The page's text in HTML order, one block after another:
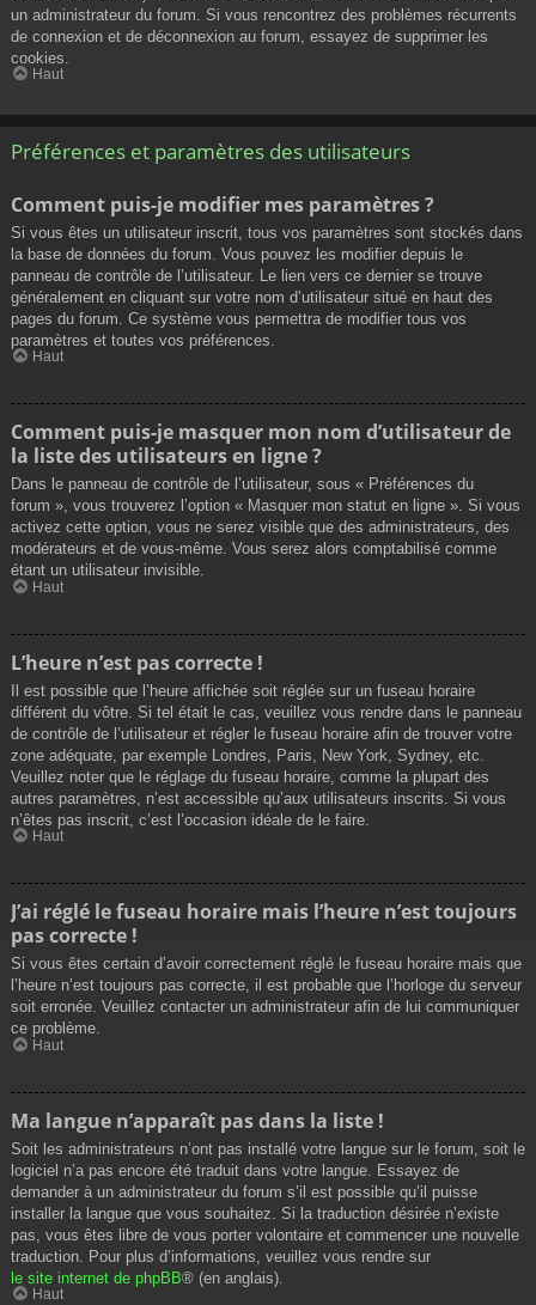
un administrateur du forum. Si vous rencontrez des problèmes récurrents
de connexion et de déconnexion au forum, essayez de supprimer les
cookies.
Haut
Préférences et paramètres des utilisateurs
Comment puis-je modifier mes paramètres ?
Si vous êtes un utilisateur inscrit, tous vos paramètres sont stockés dans
la base de données du forum. Vous pouvez les modifier depuis le
panneau de contrôle de l’utilisateur. Le lien vers ce dernier se trouve
généralement en cliquant sur votre nom d’utilisateur situé en haut des
pages du forum. Ce système vous permettra de modifier tous vos
paramètres et toutes vos préférences.
Haut
Comment puis-je masquer mon nom d’utilisateur de
la liste des utilisateurs en ligne ?
Dans le panneau de contrôle de l’utilisateur, sous « Préférences du
forum », vous trouverez l’option « Masquer mon statut en ligne ». Si vous
activez cette option, vous ne serez visible que des administrateurs, des
modérateurs et de vous-même. Vous serez alors comptabilisé comme
étant un utilisateur invisible.
Haut
L’heure n’est pas correcte !
Il est possible que l’heure affichée soit réglée sur un fuseau horaire
différent du vôtre. Si tel était le cas, veuillez vous rendre dans le panneau
de contrôle de l’utilisateur et régler le fuseau horaire afin de trouver votre
zone adéquate, par exemple Londres, Paris, New York, Sydney, etc.
Veuillez noter que le réglage du fuseau horaire, comme la plupart des
autres paramètres, n’est accessible qu’aux utilisateurs inscrits. Si vous
n’êtes pas inscrit, c’est l’occasion idéale de le faire.
Haut
J’ai réglé le fuseau horaire mais l’heure n’est toujours
pas correcte !
Si vous êtes certain d’avoir correctement réglé le fuseau horaire mais que
l’heure n’est toujours pas correcte, il est probable que l’horloge du serveur
soit erronée. Veuillez contacter un administrateur afin de lui communiquer
ce problème.
Haut
Ma langue n’apparaît pas dans la liste !
Soit les administrateurs n’ont pas installé votre langue sur le forum, soit le
logiciel n’a pas encore été traduit dans votre langue. Essayez de
demander à un administrateur du forum s’il est possible qu’il puisse
installer la langue que vous souhaitez. Si la traduction désirée n’existe
pas, vous êtes libre de vous porter volontaire et commencer une nouvelle
traduction. Pour plus d’informations, veuillez vous rendre sur
le site internet de phpBB® (en anglais).
Haut